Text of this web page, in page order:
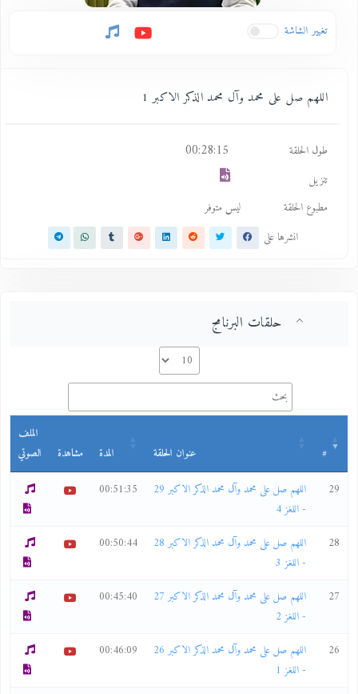
تغيير الشاشة
اللهم صل على محمد وآل محمد الذكر الاكبر 1
طول الحلقة 00:28:15
تنزيل
مطبوع الحلقة
ليس متوفر
انشرها على
حلقات البرنامج
عنوان الحلقة المدة مشاهدة
الملف
الصوتي
29
اللهم صل على محمد وآل محمد الذكر الاكبر 29
- اللغز 4
00:51:35
28
اللهم صل على محمد وآل محمد الذكر الاكبر 28
- اللغز 3
00:50:44
27
اللهم صل على محمد وآل محمد الذكر الاكبر 27
- اللغز 2
00:45:40
26
اللهم صل على محمد وآل محمد الذكر الاكبر 26
- اللغز 1
00:46:09